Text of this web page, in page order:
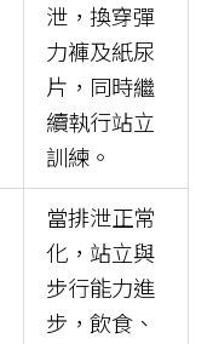
泄，換穿彈
力褲及紙尿
片，同時繼
續執行站立
訓練。
當排泄正常
化，站立與
步行能力進
步，飲食、